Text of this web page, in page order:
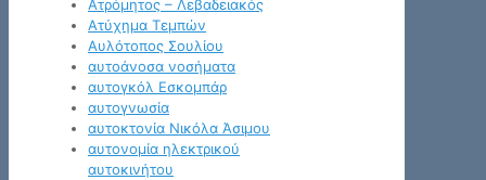
Ατρόμητος – Λεβαδειακός
Ατύχημα Τεμπών
Αυλότοπος Σουλίου
αυτοάνοσα νοσήματα
αυτογκόλ Εσκομπάρ
αυτογνωσία
αυτοκτονία Νικόλα Άσιμου
αυτονομία ηλεκτρικού
αυτοκινήτου